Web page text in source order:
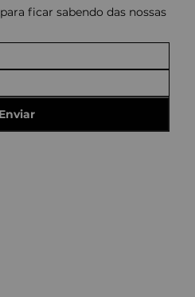
ficar sabendo das nossas
Enviar